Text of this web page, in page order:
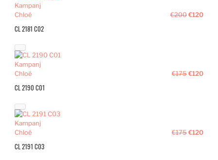
Kampanj
€200€120
Chloé
CL 2181 C02
Kampanj
€175€120
Chloé
CL 2190 C01
Kampanj
€175€120
Chloé
CL 2191 C03